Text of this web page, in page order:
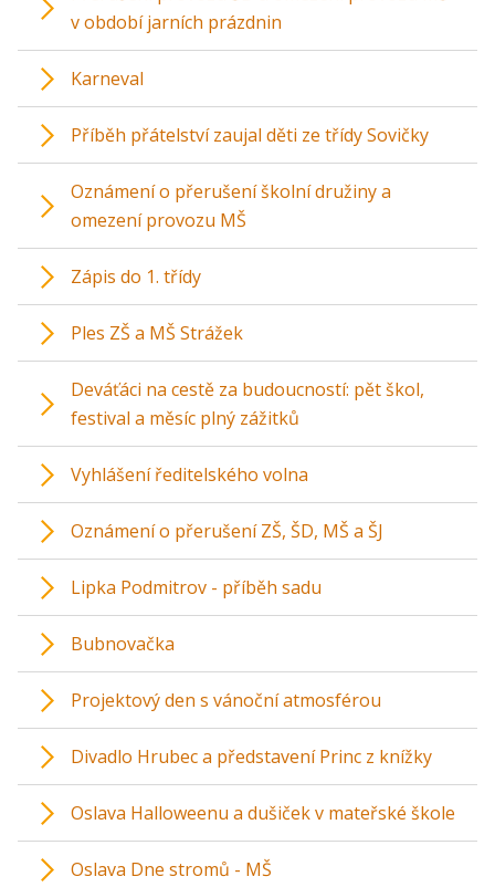
v období jarních prázdnin
Karneval
Příběh přátelství zaujal děti ze třídy Sovičky
Oznámení o přerušení školní družiny a
omezení provozu MŠ
Zápis do 1. třídy
Ples ZŠ a MŠ Strážek
Deváťáci na cestě za budoucností: pět škol,
festival a měsíc plný zážitků
Vyhlášení ředitelského volna
Oznámení o přerušení ZŠ, ŠD, MŠ a ŠJ
Lipka Podmitrov - příběh sadu
Bubnovačka
Projektový den s vánoční atmosférou
Divadlo Hrubec a představení Princ z knížky
Oslava Halloweenu a dušiček v mateřské škole
Oslava Dne stromů - MŠ